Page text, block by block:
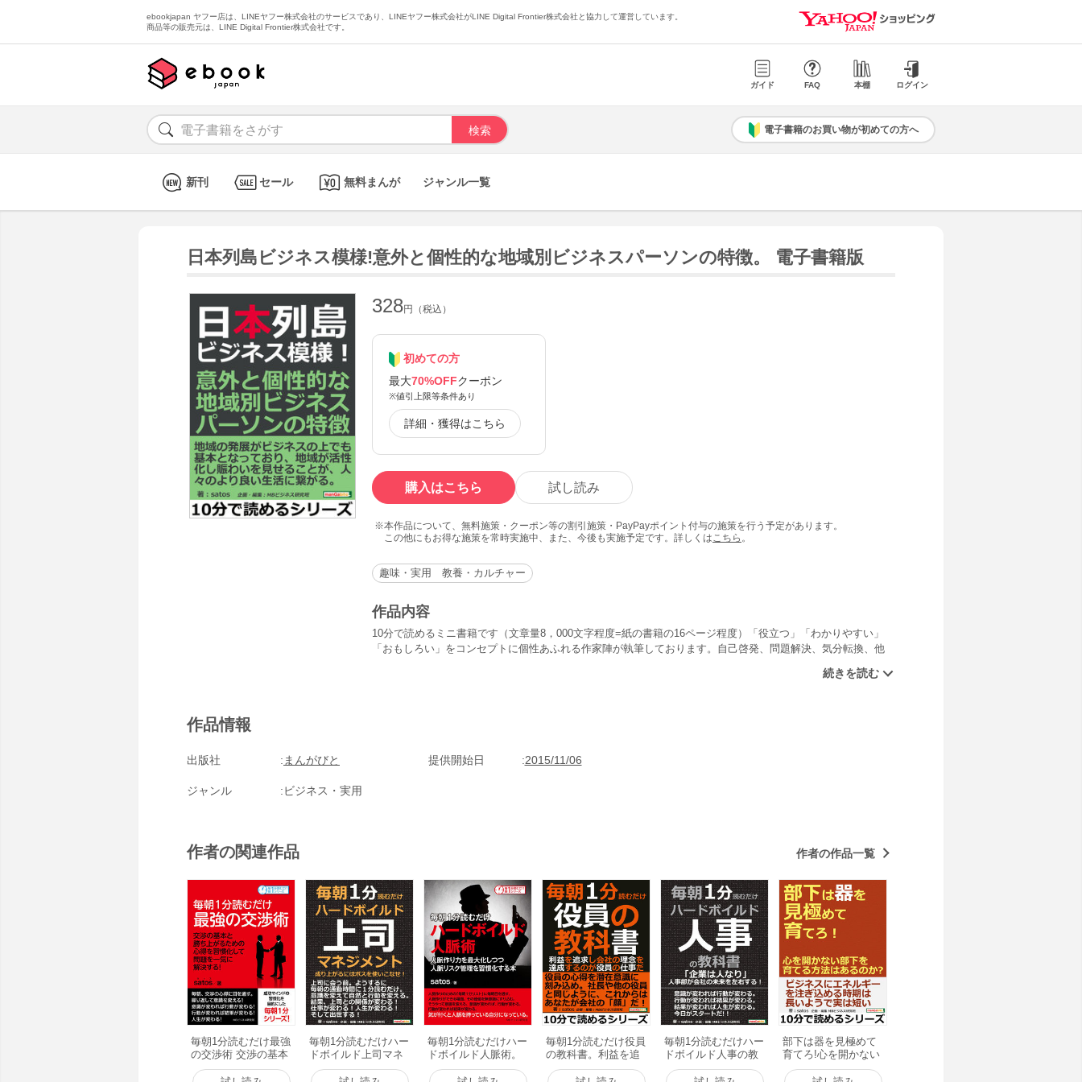
ebookjapan ヤフー店は、LINEヤフー株式会社のサービスであり、LINEヤフー株式会社がLINE Digital Frontier株式会社と協力して運営しています。
商品等の販売元は、LINE Digital Frontier株式会社です。
ガイド FAQ 本棚 ログイン
電子書籍のお買い物が初めての方へ
新刊 セール 無料まんが ジャンル一覧
日本列島ビジネス模様!意外と個性的な地域別ビジネスパーソンの特徴。 電子書籍版
328円（税込）
初めての方
最大70%OFFクーポン
※値引上限等条件あり
詳細・獲得はこちら
購入はこちら 試し読み
本作品について、無料施策・クーポン等の割引施策・PayPayポイント付与の施策を行う予定があります。
この他にもお得な施策を常時実施中、また、今後も実施予定です。詳しくは こちら 。
趣味・実用 教養・カルチャー
作品内容
10分で読めるミニ書籍です（文章量8，000文字程度=紙の書籍の16ページ程度）「役立つ」「わかりやすい」
「おもしろい」をコンセプトに個性あふれる作家陣が執筆しております。自己啓発、問題解決、気分転換、他
お試しください。書籍説明日本列島は世界の中では小さな面積であるが、日本全体は細長く北の北海道から南
様や特徴を探ってみたいと思う。目次（１）関東のビジネス模様（２）関西のビジネス模様（３）中部のビジ
作品情報
出版社 まんがびと 提供開始日 2015/11/06
ジャンル ビジネス・実用
作者の関連作品 作者の作品一覧
毎朝1分読むだけ最強
の交渉術 交渉の基本
と勝ち上がるための
毎朝1分読むだけハー
ドボイルド上司マネ
ジメント。成り上が
毎朝1分読むだけハー
ドボイルド人脈術。
人脈作り力を最大化
毎朝1分読むだけ役員
の教科書。利益を追
求し会社の理念を達
毎朝1分読むだけハー
ドボイルド人事の教
科書。「企業は人な
部下は器を見極めて
育てろ!心を開かない
部下を育てる方法は